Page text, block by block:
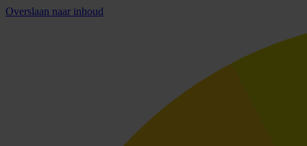
Overslaan naar inhoud